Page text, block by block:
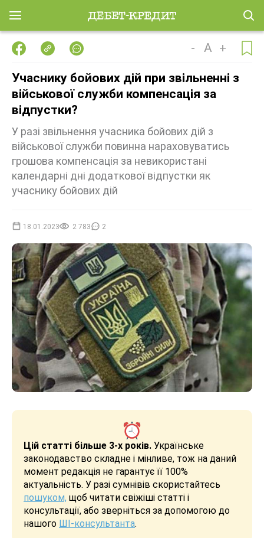
- A +
Учаснику бойових дій при звільненні з
військової служби компенсація за
відпустки?
У разі звільнення учасника бойових дій з
військової служби повинна нараховуватись
грошова компенсація за невикористані
календарні дні додаткової відпустки як
учаснику бойових дій
18.01.2023 2 783 2
Цій статті більше 3-х років. Українське
законодавство складне і мінливе, тож на даний
момент редакція не гарантує її 100%
актуальність. У разі сумнівів скористайтесь
пошуком, щоб читати свіжіші статті і
консультації, або зверніться за допомогою до
нашого ШІ-консультанта.